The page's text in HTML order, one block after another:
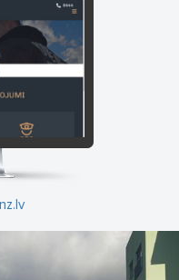
Адажи
794